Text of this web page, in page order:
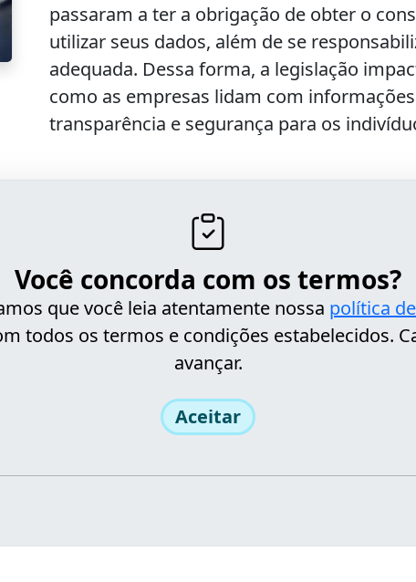
passaram a ter a obrigação de obter o
utilizar seus dados, além de se
adequada. Dessa forma, a legislação
como as empresas lidam com
transparência e segurança para os
Você concorda com os termos?
que você leia atentamente nossa política
todos os termos e condições estabelecidos.
avançar.
Aceitar